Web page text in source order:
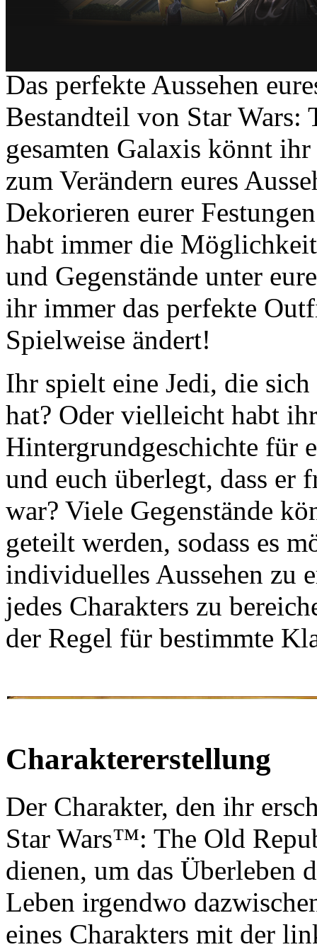
Das perfekte Aussehen
Bestandteil von Star
gesamten Galaxis könnt
zum Verändern eures
Dekorieren eurer
habt immer die
und Gegenstände unter
ihr immer das perfekte
Spielweise ändert!
Ihr spielt eine Jedi, die
hat? Oder vielleicht habt
Hintergrundgeschichte für
und euch überlegt, dass er
war? Viele Gegenstände
geteilt werden, sodass es
individuelles Aussehen zu
jedes Charakters zu
der Regel für bestimmte
Charaktererstellung
Der Charakter, den ihr
Star Wars™: The Old
dienen, um das Überleben
Leben irgendwo
eines Charakters mit der